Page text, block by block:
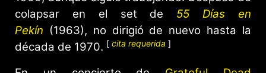
colapsar en el set de 55 Días en
Pekín (1963), no dirigió de nuevo hasta la
década de 1970. [ cita requerida ]